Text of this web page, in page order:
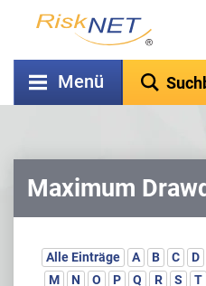
Menü
Maximum
Alle Einträge A B C D
M
N O P Q R S T